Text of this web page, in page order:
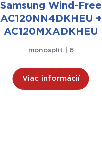
Samsung Wind-Free
AC120NN4DKHEU +
AC120MXADKHEU
monosplit | 6
Viac informácií